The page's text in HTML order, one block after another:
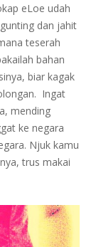
eLoe udah
dan jahit
teserah
bahan
biar kagak
Ingat
mending
ke negara
Njuk kamu
trus makai